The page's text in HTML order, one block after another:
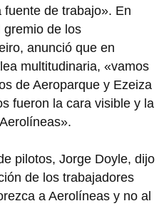
de trabajo». En
gremio de los
anunció que en
multitudinaria, «vamos
de Aeroparque y Ezeiza
fueron la cara visible y la
pilotos, Jorge Doyle, dijo
de los trabajadores
a Aerolíneas y no al